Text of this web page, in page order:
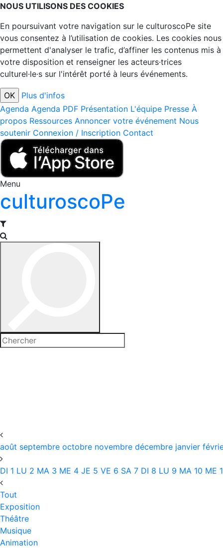
NOUS UTILISONS DES COOKIES
En poursuivant votre navigation sur le culturoscoPe site
vous consentez à l’utilisation de cookies. Les cookies nous
permettent d'analyser le trafic, d’affiner les contenus mis à
votre disposition et renseigner les acteurs·trices
culturel·le·s sur l'intérêt porté à leurs événements.
Plus d'infos
Agenda Agenda PDF Présentation L'équipe Presse À
propos Ressources Annoncer votre événement Nous
soutenir Connexion / Inscription Contact
Menu
culturoscoPe
août septembre octobre novembre décembre janvier
DI 1 LU 2 MA 3 ME 4 JE 5 VE 6 SA 7 DI 8 LU 9 MA 10 ME
Tout
Exposition
Théâtre
Musique
Animation